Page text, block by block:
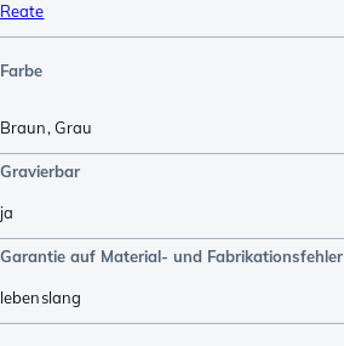
Reate
Farbe
Braun, Grau
Gravierbar
ja
Garantie auf Material- und Fabrikationsfehler
lebenslang